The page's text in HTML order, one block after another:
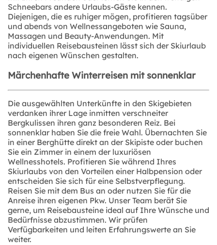
Schneebars andere Urlaubs-Gäste kennen.
Diejenigen, die es ruhiger mögen, profitieren tagsüber
und abends von Wellnessangeboten wie Sauna,
Massagen und Beauty-Anwendungen. Mit
individuellen Reisebausteinen lässt sich der Skiurlaub
nach eigenen Wünschen gestalten.
Märchenhafte Winterreisen mit sonnenklar
Die ausgewählten Unterkünfte in den Skigebieten
verdanken ihrer Lage inmitten verschneiter
Bergkulissen ihren ganz besonderen Reiz. Bei
sonnenklar haben Sie die freie Wahl. Übernachten Sie
in einer Berghütte direkt an der Skipiste oder buchen
Sie ein Zimmer in einem der luxuriösen
Wellnesshotels. Profitieren Sie während Ihres
Skiurlaubs von den Vorteilen einer Halbpension oder
entscheiden Sie sich für eine Selbstverpflegung.
Reisen Sie mit dem Bus an oder nutzen Sie für die
Anreise ihren eigenen Pkw. Unser Team berät Sie
gerne, um Reisebausteine ideal auf Ihre Wünsche und
Bedürfnisse abzustimmen. Wir prüfen
Verfügbarkeiten und leiten Erfahrungswerte an Sie
weiter.